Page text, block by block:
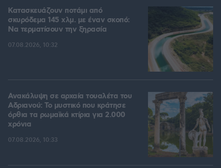
Κατασκευάζουν ποτάμι από
σκυρόδεμα 145 χλμ. με έναν σκοπό:
Να τερματίσουν την ξηρασία
07.08.2026, 10:32
Ανακάλυψη σε αρχαία τουαλέτα του
Αδριανού: Το μυστικό που κράτησε
όρθια τα ρωμαϊκά κτίρια για 2.000
χρόνια
07.08.2026, 10:33